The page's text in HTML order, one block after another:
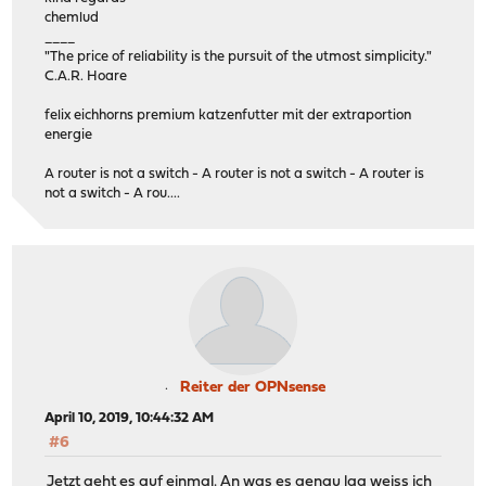
chemlud
"The price of reliability is the pursuit of the utmost simplicity."
C.A.R. Hoare
felix eichhorns premium katzenfutter mit der extraportion
energie
A router is not a switch - A router is not a switch - A router is
not a switch - A rou....
Reiter der OPNsense
April 10, 2019, 10:44:32 AM
#6
Jetzt geht es auf einmal. An was es genau lag weiss ich